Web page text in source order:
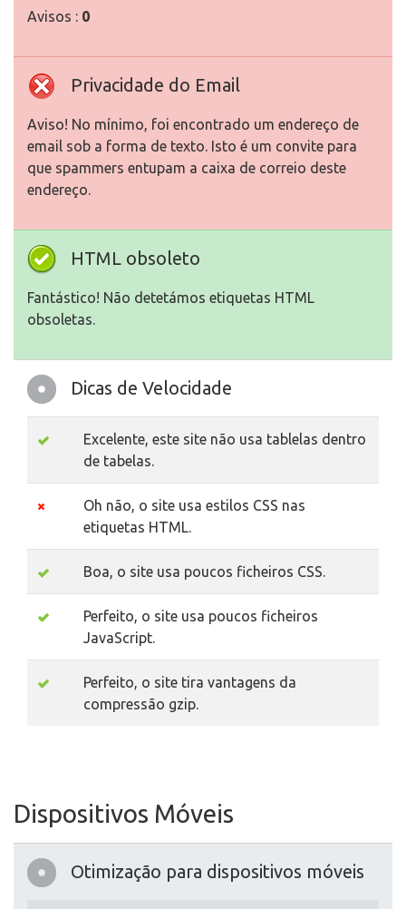
Avisos : 0
Privacidade do Email
Aviso! No mínimo, foi encontrado um endereço de
email sob a forma de texto. Isto é um convite para
que spammers entupam a caixa de correio deste
endereço.
HTML obsoleto
Fantástico! Não detetámos etiquetas HTML
obsoletas.
Dicas de Velocidade
Excelente, este site não usa tablelas dentro
de tabelas.
Oh não, o site usa estilos CSS nas
etiquetas HTML.
Boa, o site usa poucos ficheiros CSS.
Perfeito, o site usa poucos ficheiros
JavaScript.
Perfeito, o site tira vantagens da
compressão gzip.
Dispositivos Móveis
Otimização para dispositivos móveis